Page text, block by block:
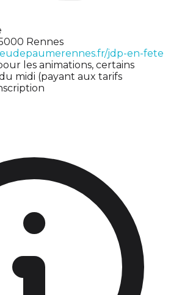
Rennes
jdp-en-fete
les animations, certains
midi (payant aux tarifs